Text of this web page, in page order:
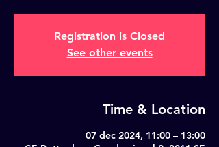
Registration is Closed
See other events
Time & Location
07 dec 2024, 11:00 – 13:00